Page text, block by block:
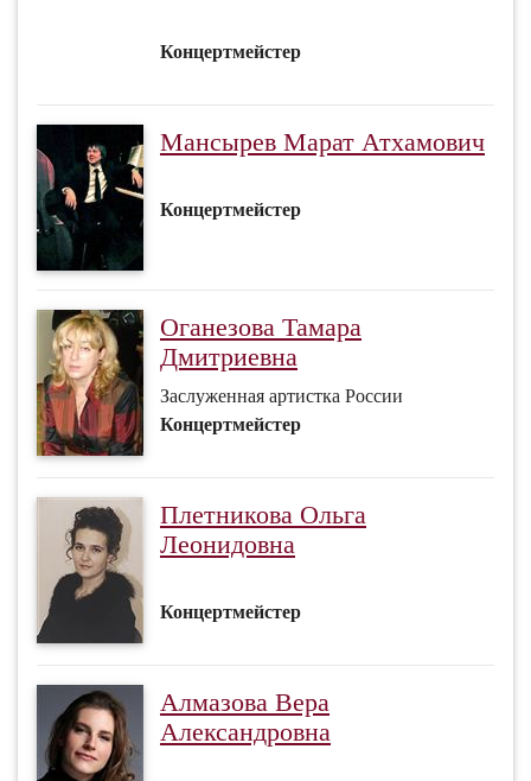
Концертмейстер
Мансырев Марат Атхамович
Концертмейстер
Оганезова Тамара
Дмитриевна
Заслуженная артистка России
Концертмейстер
Плетникова Ольга
Леонидовна
Концертмейстер
Алмазова Вера
Александровна